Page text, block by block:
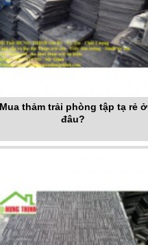
thảm trải phòng tập tạ rẻ ở
đâu?